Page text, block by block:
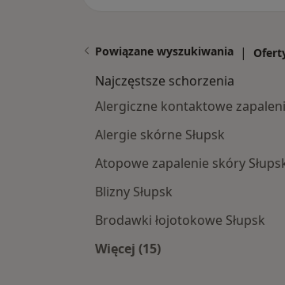
Powiązane wyszukiwania |
Najczęstsze schorzenia
Alergiczne kontaktowe
Alergie skórne Słupsk
Atopowe zapalenie skóry
Blizny Słupsk
Brodawki łojotokowe Słupsk
Więcej (15)